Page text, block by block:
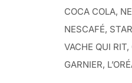
COCA COLA,
NESCAFÉ,
VACHE QUI
GARNIER,